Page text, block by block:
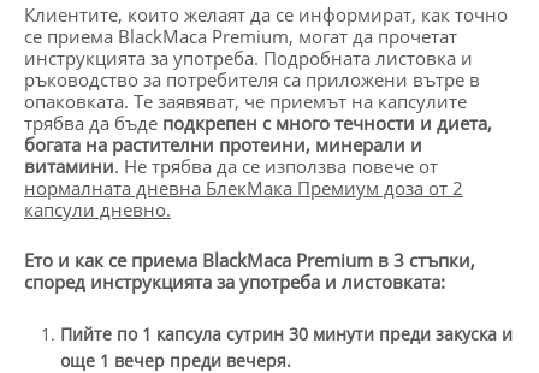
Клиентите, които желаят да се информират, как точно
се приема BlackMaca Premium, могат да прочетат
инструкцията за употреба. Подробната листовка и
ръководство за потребителя са приложени вътре в
опаковката. Те заявяват, че приемът на капсулите
трябва да бъде подкрепен с много течности и диета,
богата на растителни протеини, минерали и
витамини. Не трябва да се използва повече от
нормалната дневна БлекМака Премиум доза от 2
капсули дневно.
Ето и как се приема BlackMaca Premium в 3 стъпки,
според инструкцията за употреба и листовката:
Пийте по 1 капсула сутрин 30 минути преди закуска и
още 1 вечер преди вечеря.